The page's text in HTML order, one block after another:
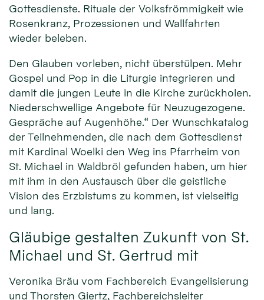
Gottesdienste. Rituale der Volksfrömmigkeit wie
Rosenkranz, Prozessionen und Wallfahrten
wieder beleben.
Den Glauben vorleben, nicht überstülpen. Mehr
Gospel und Pop in die Liturgie integrieren und
damit die jungen Leute in die Kirche zurückholen.
Niederschwellige Angebote für Neuzugezogene.
Gespräche auf Augenhöhe.“ Der Wunschkatalog
der Teilnehmenden, die nach dem Gottesdienst
mit Kardinal Woelki den Weg ins Pfarrheim von
St. Michael in Waldbröl gefunden haben, um hier
mit ihm in den Austausch über die geistliche
Vision des Erzbistums zu kommen, ist vielseitig
und lang.
Gläubige gestalten Zukunft von St.
Michael und St. Gertrud mit
Veronika Bräu vom Fachbereich Evangelisierung
und Thorsten Giertz, Fachbereichsleiter